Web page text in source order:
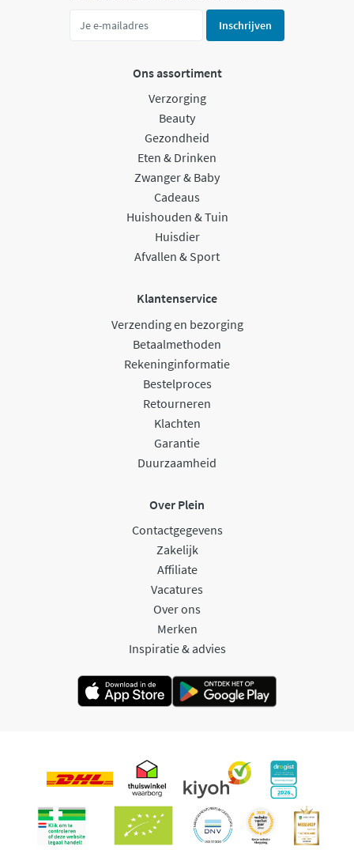
Inschrijven
Ons assortiment
Verzorging
Beauty
Gezondheid
Eten & Drinken
Zwanger & Baby
Cadeaus
Huishouden & Tuin
Huisdier
Afvallen & Sport
Klantenservice
Verzending en bezorging
Betaalmethoden
Rekeninginformatie
Bestelproces
Retourneren
Klachten
Garantie
Duurzaamheid
Over Plein
Contactgegevens
Zakelijk
Affiliate
Vacatures
Over ons
Merken
Inspiratie & advies